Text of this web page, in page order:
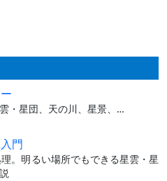
・星団、天の川、星景、…
門
。明るい場所でもできる星雲・星